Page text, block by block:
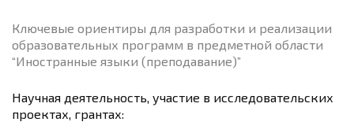
Ключевые ориентиры для разработки и реализации
образовательных программ в предметной области
“Иностранные языки (преподавание)”
Научная деятельность, участие в исследовательских
проектах, грантах: